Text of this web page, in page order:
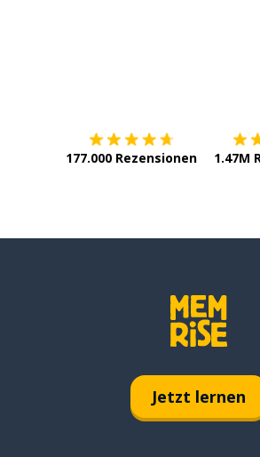
177.000 Rezensionen 1.47M
Jetzt lernen